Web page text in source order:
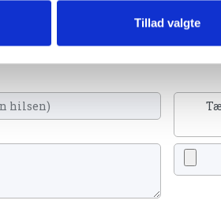
Tillad valgte
tænde et lys, skrive et mindeord,
en rose